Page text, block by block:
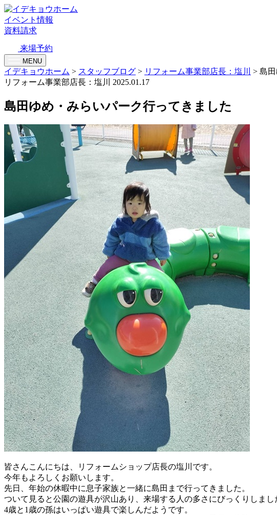
イベント情報
資料請求
来場予約
MENU
イデキョウホーム > スタッフブログ > リフォーム事業部店長：塩川 > 島
リフォーム事業部店長：塩川 2025.01.17
島田ゆめ・みらいパーク行ってきました
皆さんこんにちは、リフォームショップ店長の塩川です。
今年もよろしくお願いします。
先日、年始の休暇中に息子家族と一緒に島田まで行ってきました。
ついて見ると公園の遊具が沢山あり、来場する人の多さにびっくりしまし
4歳と1歳の孫はいっぱい遊具で楽しんだようです。